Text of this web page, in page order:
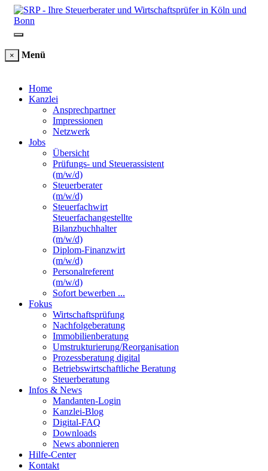
× Menü
Home
Kanzlei
Ansprechpartner
Impressionen
Netzwerk
Jobs
Übersicht
Prüfungs- und Steuerassistent
(m/w/d)
Steuerberater
(m/w/d)
Steuerfachwirt
Steuerfachangestellte
Bilanzbuchhalter
(m/w/d)
Diplom-Finanzwirt
(m/w/d)
Personalreferent
(m/w/d)
Sofort bewerben ...
Fokus
Wirtschaftsprüfung
Nachfolgeberatung
Immobilienberatung
Umstrukturierung/Reorganisation
Prozessberatung digital
Betriebswirtschaftliche Beratung
Steuerberatung
Infos & News
Mandanten-Login
Kanzlei-Blog
Digital-FAQ
Downloads
News abonnieren
Hilfe-Center
Kontakt